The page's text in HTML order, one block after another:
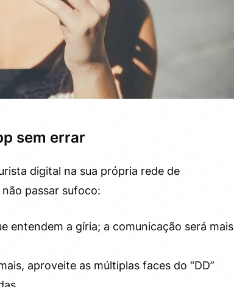
sem errar
digital na sua própria rede de
passar sufoco:
entendem a gíria; a comunicação será mais
aproveite as múltiplas faces do “DD”